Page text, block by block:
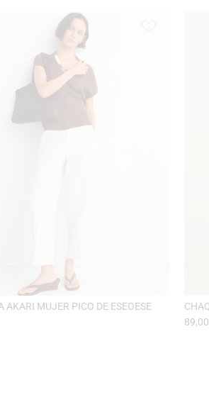
AKARI MUJER PICO DE ESEOESE
89,00